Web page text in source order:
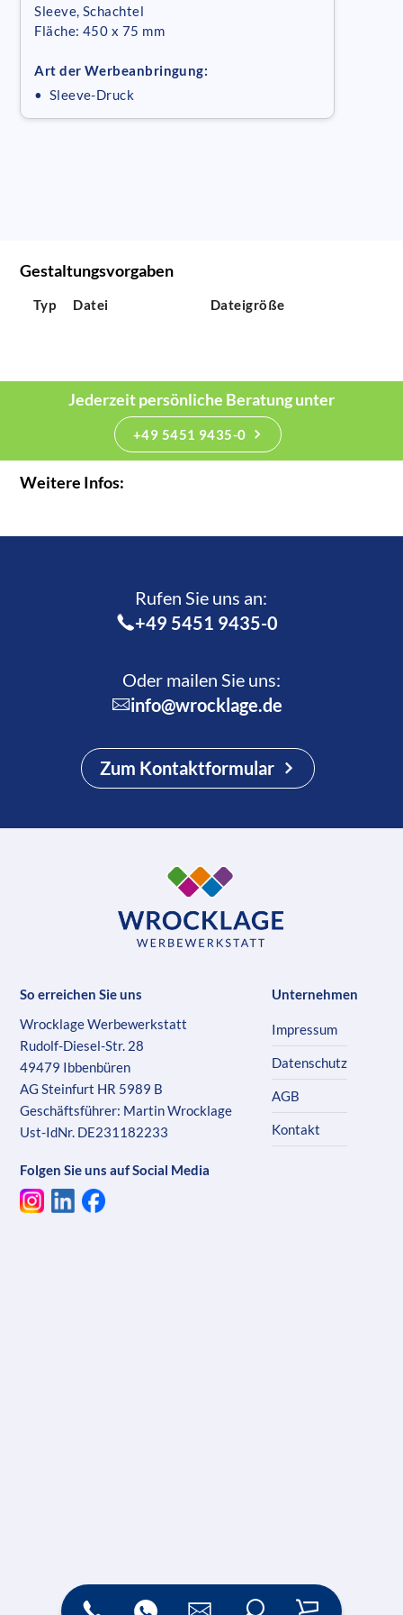
Sleeve, Schachtel
Fläche: 450 x 75 mm
Art der Werbeanbringung:
• Sleeve-Druck
Gestaltungsvorgaben
Typ Datei Dateigröße
Jederzeit persönliche Beratung unter
+49 5451 9435-0
Weitere Infos:
Rufen Sie uns an:­
+49 5451 9435-0
Oder mailen Sie uns:
info@wrocklage.de
Zum Kontaktformular
So erreichen Sie uns
Wrocklage Werbewerkstatt
Rudolf-Diesel-Str. 28
49479 Ibbenbüren
AG Steinfurt HR 5989 B
Geschäftsführer: Martin Wrocklage
Ust-IdNr. DE231182233
Folgen Sie uns auf Social Media
Unternehmen
Impressum
Datenschutz
AGB
Kontakt